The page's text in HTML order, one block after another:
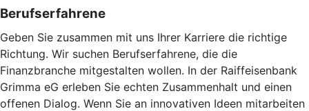
Berufserfahrene
Geben Sie zusammen mit uns Ihrer Karriere die richtige
Richtung. Wir suchen Berufserfahrene, die die
Finanzbranche mitgestalten wollen. In der Raiffeisenbank
Grimma eG erleben Sie echten Zusammenhalt und einen
offenen Dialog. Wenn Sie an innovativen Ideen mitarbeiten